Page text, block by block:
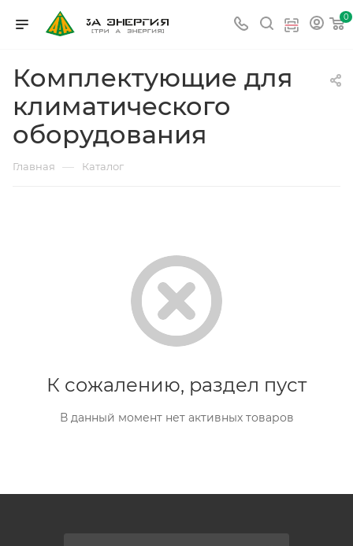
0
Комплектующие для
климатического
оборудования
Главная — Каталог
К сожалению, раздел пуст
В данный момент нет активных товаров